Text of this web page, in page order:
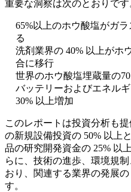
重要な洞察は次のとおりです
65%以上のホウ酸塩がガ
る
洗剤業界の 40% 以上がホ
合に移行
世界のホウ酸塩埋蔵量の
バッテリーおよびエネル
30% 以上増加
このレポートは投資分析も
の新規設備投資の 50% 以上
品の研究開発資金の 25% 以
らに、技術の進歩、環境規
おり、関連する業界の発展
す。